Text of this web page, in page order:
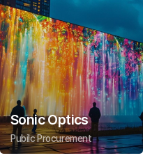
Sonic Optics
Pubilc Procurement